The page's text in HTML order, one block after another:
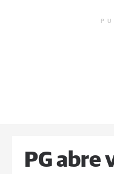
PG abre